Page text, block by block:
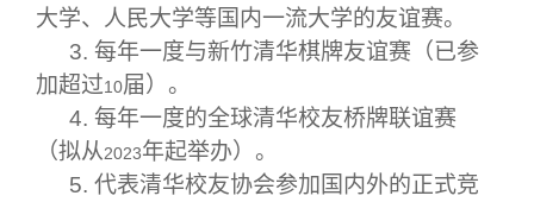
大学、人民大学等国内一流大学的友谊赛。
3. 每年一度与新竹清华棋牌友谊赛（已参
加超过10届）。
4. 每年一度的全球清华校友桥牌联谊赛
（拟从2023年起举办）。
5. 代表清华校友协会参加国内外的正式竞